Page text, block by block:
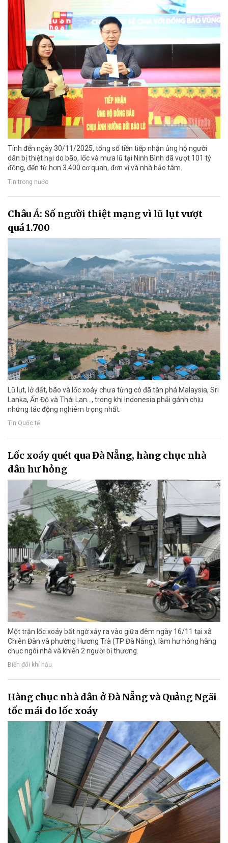
Tính đến ngày 30/11/2025, tổng số tiền tiếp nhận ủng hộ người
dân bị thiệt hại do bão, lốc và mưa lũ tại Ninh Bình đã vượt 101 tỷ
đồng, đến từ hơn 3.400 cơ quan, đơn vị và nhà hảo tâm.
Tin trong nước
Châu Á: Số người thiệt mạng vì lũ lụt vượt
quá 1.700
Lũ lụt, lở đất, bão và lốc xoáy chưa từng có đã tàn phá Malaysia, Sri
Lanka, Ấn Độ và Thái Lan…, trong khi Indonesia phải gánh chịu
những tác động nghiêm trọng nhất.
Tin Quốc tế
Lốc xoáy quét qua Đà Nẵng, hàng chục nhà
dân hư hỏng
Một trận lốc xoáy bất ngờ xảy ra vào giữa đêm ngày 16/11 tại xã
Chiên Đàn và phường Hương Trà (TP Đà Nẵng), làm hư hỏng hàng
chục ngôi nhà và khiến 2 người bị thương.
Biến đổi khí hậu
Hàng chục nhà dân ở Đà Nẵng và Quảng Ngãi
tốc mái do lốc xoáy